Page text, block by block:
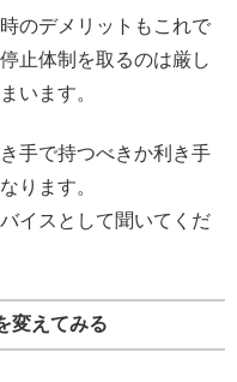
のデメリットもこれで
止体制を取るのは厳し
います。
手で持つべきか利き手
ります。
イスとして聞いてくだ
変えてみる